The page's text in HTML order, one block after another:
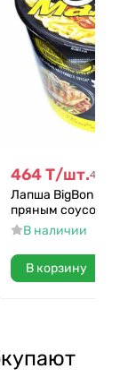
464Т/шт.468
Лапша BigBon
пряным соусом
В наличии
В корзину